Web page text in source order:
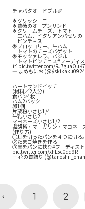
チャバタオードブル🥖
🌟グリッシーニ
🌟薔薇のオープンサンド
🌟クリームチーズ、トマト
生ハム、イタリアンパセリの
ピンチョス
🌟ブロッコリー、生ハム
トマトのチーズバゲット
🌟モッツァレラ、バジル
トマトピンチョス#フーディ
ピ pic.twitter.com/RJ7guaOuK7
— まめもにお
ハートサンドイッチ
(材料／2人分)
食パン4枚
ハム2パック
卵1個
片栗粉小さじ1/4
牛乳小さじ2
マヨネーズ小さじ1/2
塩胡椒・マーガリン・マヨネー
(作り方)
①耳を切ったパンを４つに切る
②たまご焼きを作る
③具をパンに挟む#フーディス
pic.twitter.com/xhL5c0dd9R
— 花の首飾り
1 2